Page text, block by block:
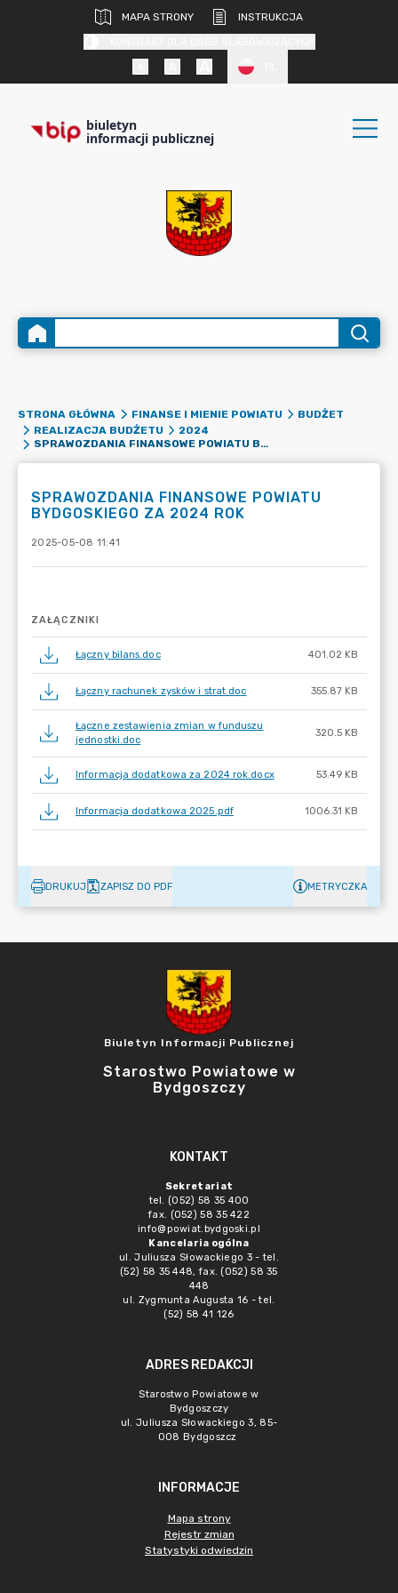
MAPA STRONY
INSTRUKCJA
biuletyn
informacji publicznej
STRONA GŁÓWNA FINANSE I MIENIE POWIATU
BUDŻET
REALIZACJA BUDŻETU
2024
SPRAWOZDANIA FINANSOWE POWIATU BYDGOSKIEGO ZA 2024 ROK
SPRAWOZDANIA FINANSOWE POWIATU
BYDGOSKIEGO ZA 2024 ROK
2025-05-08 11:41
ZAŁĄCZNIKI
Łączny bilans.doc 401.02 KB
Łączny rachunek zysków i strat.doc 355.87 KB
Łączne zestawienia zmian w funduszu
jednostki.doc
320.5 KB
Informacja dodatkowa za 2024 rok.docx 53.49 KB
Informacja dodatkowa 2025.pdf 1006.31 KB
DRUKUJ ZAPISZ DO PDF METRYCZKA
Biuletyn Informacji Publicznej
Starostwo Powiatowe w
Bydgoszczy
KONTAKT
Sekretariat
tel. (052) 58 35 400
fax. (052) 58 35 422
info@powiat.bydgoski.pl
Kancelaria ogólna
ul. Juliusza Słowackiego 3 - tel.
(52) 58 35 448, fax. (052) 58 35
448
ul. Zygmunta Augusta 16 - tel.
(52) 58 41 126
ADRES REDAKCJI
Starostwo Powiatowe w
Bydgoszczy
ul. Juliusza Słowackiego 3, 85-
008 Bydgoszcz
INFORMACJE
Mapa strony
Rejestr zmian
Statystyki odwiedzin